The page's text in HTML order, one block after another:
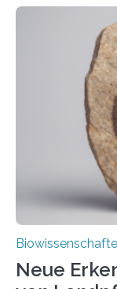
der Ruhr-
und Dr. Ismaila
unbekannten
peroxisomalen
Saccharomyces
Studie wurde
Fachzeitschrift…
Neue